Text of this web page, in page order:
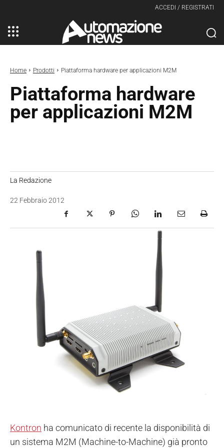
ACCEDI / REGISTRATI
Home Prodotti Piattaforma hardware per applicazioni M2M
Piattaforma hardware
per applicazioni M2M
La Redazione
22 Febbraio 2012
Kontron ha comunicato di recente la disponibilità di
un sistema M2M (Machine-to-Machine) già pronto